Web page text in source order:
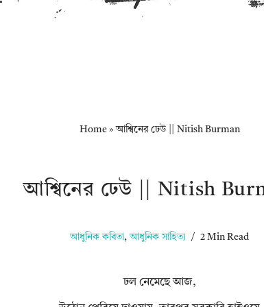
Home»আশ্বিনের ঢেউ || Nitish Burman
আশ্বিনের ঢেউ || Nitish
আধুনিক কবিতা,আধুনিক সাহিত্য 2 Min Read
ঢল নেমেছে আজ,